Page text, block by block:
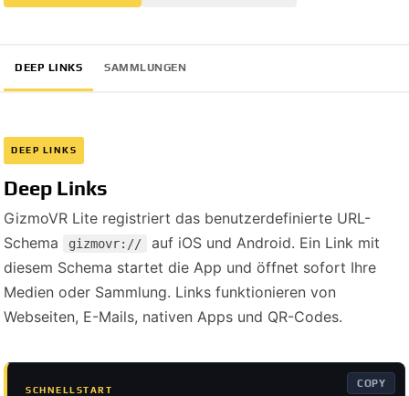
DEEP LINKS SAMMLUNGEN
DEEP LINKS
Deep Links
GizmoVR Lite registriert das benutzerdefinierte URL-
Schema
gizmovr://
auf iOS und Android. Ein Link mit
diesem Schema startet die App und öffnet sofort Ihre
Medien oder Sammlung. Links funktionieren von
Webseiten, E-Mails, nativen Apps und QR-Codes.
SCHNELLSTART
COPY